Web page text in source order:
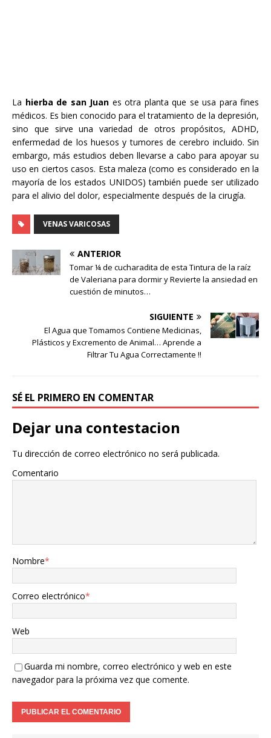
La hierba de san Juan es otra planta que se usa para fines
médicos. Es bien conocido para el tratamiento de la depresión,
sino que sirve una variedad de otros propósitos, ADHD,
enfermedad de los huesos y tumores de cerebro incluido. Sin
embargo, más estudios deben llevarse a cabo para apoyar su
uso en ciertos casos. Esta maleza (como es considerado en la
mayoría de los estados UNIDOS) también puede ser utilizado
para el alivio del dolor, especialmente después de la cirugía.
VENAS VARICOSAS
ANTERIOR
Tomar ¼ de cucharadita de esta Tintura de la raíz
de Valeriana para dormir y Revierte la ansiedad en
cuestión de minutos…
SIGUIENTE
El Agua que Tomamos Contiene Medicinas,
Plásticos y Excremento de Animal… Aprende a
Filtrar Tu Agua Correctamente !!
SÉ EL PRIMERO EN COMENTAR
Dejar una contestacion
Tu dirección de correo electrónico no será publicada.
Comentario
Nombre*
Correo electrónico*
Web
Guarda mi nombre, correo electrónico y web en este
navegador para la próxima vez que comente.